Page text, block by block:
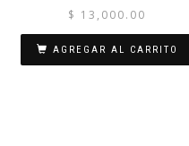
$ 13,000.00
AGREGAR AL CARRITO